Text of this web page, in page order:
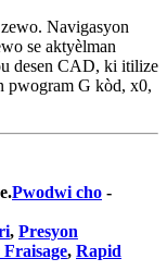
Navigasyon
se aktyèlman
desen CAD, ki itilize
pwogram G kòd, x0,
Pwodwi cho -
, Presyon
, Rapid